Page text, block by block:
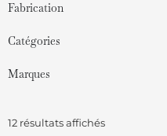
Fabrication
Catégories
Marques
12 résultats affichés